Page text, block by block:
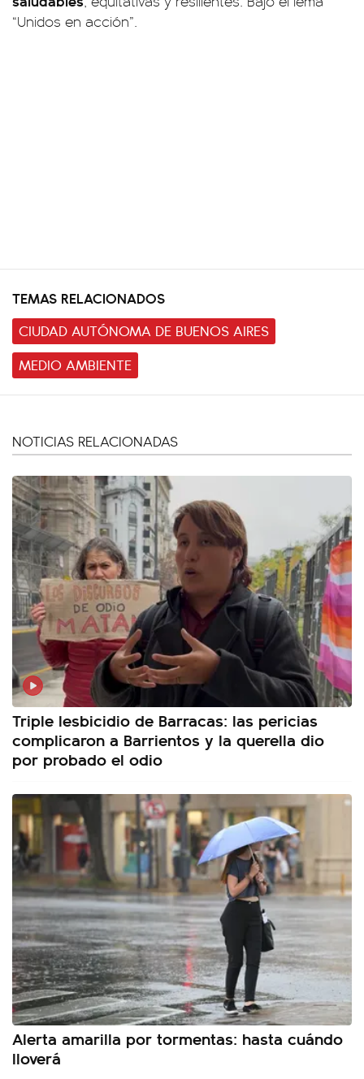
“Unidos en acción”.
TEMAS RELACIONADOS
CIUDAD AUTÓNOMA DE BUENOS AIRES
MEDIO AMBIENTE
NOTICIAS RELACIONADAS
Triple lesbicidio de Barracas: las pericias
complicaron a Barrientos y la querella dio
por probado el odio
Alerta amarilla por tormentas: hasta cuándo
lloverá